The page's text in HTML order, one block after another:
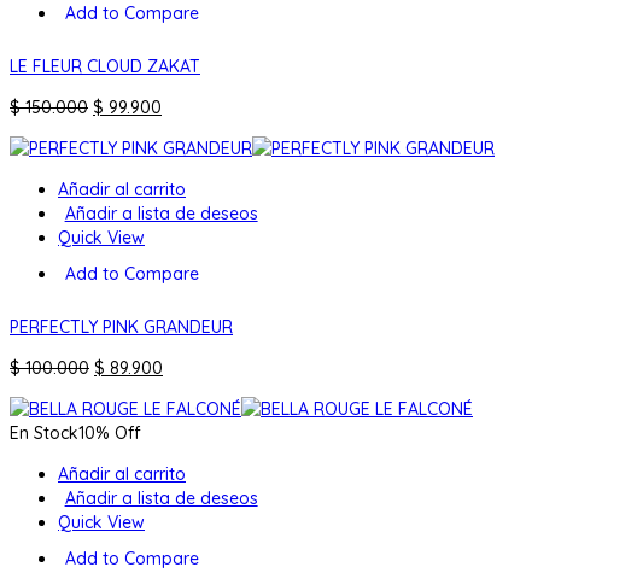
Add to Compare
LE FLEUR CLOUD ZAKAT
$150.000 El
original
era:
$ 150.000.
$ 99.900
actual
es:
$ 99.900.
Añadir al carrito
Añadir a lista de deseos
Quick View
Add to Compare
PERFECTLY PINK GRANDEUR
$100.000 El
original
era:
$ 100.000.
$ 89.900
actual
$ 89.900.
En Stock10% Off
Añadir al carrito
Añadir a lista de deseos
Quick View
Add to Compare